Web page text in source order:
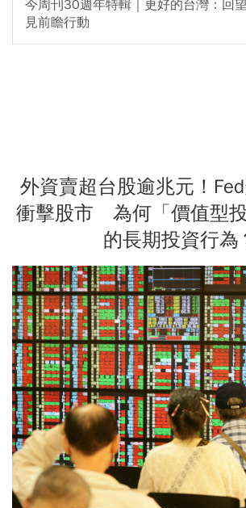
今周刊30週年特輯｜更好的台灣：回
見前瞻行動
外資賣超台股逾兆元！
衝擊股市 為何「價值型
的長期投資行為